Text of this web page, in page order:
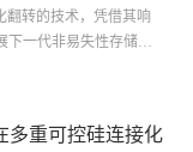
翻转的技术，凭借其响
下一代非易失性存储
矩并触发磁化翻转。其
多重可控硅连接化